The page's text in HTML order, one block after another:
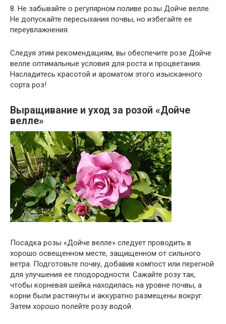
8. Не забывайте о регулярном поливе розы Дойче велле.
Не допускайте пересыхания почвы, но избегайте ее
переувлажнения.
Следуя этим рекомендациям, вы обеспечите розе Дойче
велле оптимальные условия для роста и процветания.
Насладитесь красотой и ароматом этого изысканного
сорта роз!
Выращивание и уход за розой «Дойче
велле»
Посадка розы «Дойче велле» следует проводить в
хорошо освещенном месте, защищенном от сильного
ветра. Подготовьте почву, добавив компост или перегной
для улучшения ее плодородности. Сажайте розу так,
чтобы корневая шейка находилась на уровне почвы, а
корни были растянуты и аккуратно размещены вокруг.
Затем хорошо полейте розу водой.